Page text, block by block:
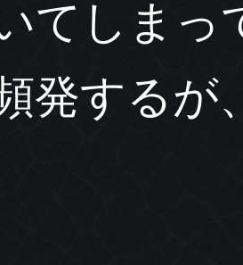
てしまっ
発するが